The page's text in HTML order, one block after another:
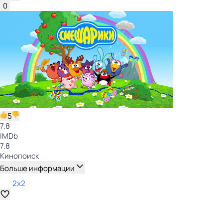
0
5
7.8
IMDb
7.8
Кинопоиск
Больше информации
2x2